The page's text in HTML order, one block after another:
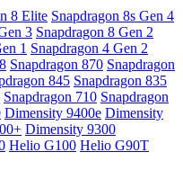
8 Elite Snapdragon 8s Gen 4
3 Snapdragon 8 Gen 2
1 Snapdragon 4 Gen 2
Snapdragon 870 Snapdragon
845 Snapdragon 835
Snapdragon 710 Snapdragon
Dimensity 9400e Dimensity
Dimensity 9300
Helio G100 Helio G90T